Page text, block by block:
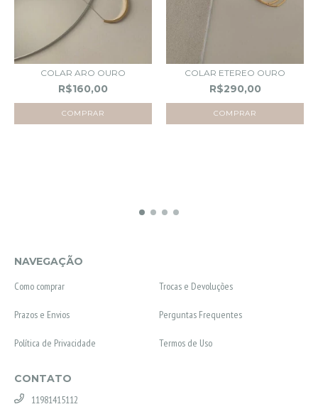
COLAR ARO OURO
R$160,00
COLAR ETEREO OURO
R$290,00
NAVEGAÇÃO
Como comprar
Trocas e Devoluções
Prazos e Envios Perguntas Frequentes
Política de Privacidade Termos de Uso
CONTATO
11981415112